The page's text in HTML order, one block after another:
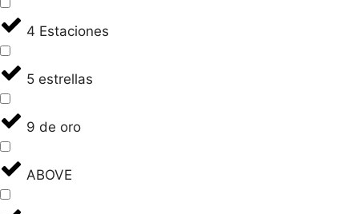
4 Estaciones
5 estrellas
9 de oro
ABOVE